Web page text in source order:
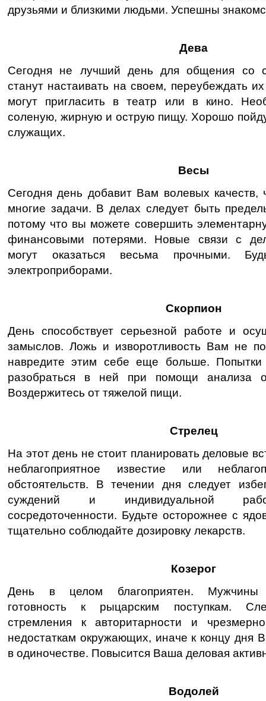
друзьями и близкими людьми. Успешны
Дева
Сегодня не лучший день для общения со
станут настаивать на своем, переубеждать
могут пригласить в театр или в кино.
соленую, жирную и острую пищу. Хорошо
служащих.
Весы
Сегодня день добавит Вам волевых качеств,
многие задачи. В делах следует быть
потому что вы можете совершить
финансовыми потерями. Новые связи с
могут оказаться весьма прочными.
электроприборами.
Скорпион
День способствует серьезной работе и
замыслов. Ложь и изворотливость Вам не
навредите этим себе еще больше. Попытки
разобраться в ней при помощи анализа
Воздержитесь от тяжелой пищи.
Стрелец
На этот день не стоит планировать деловые
неблагоприятное известие или
обстоятельств. В течении дня следует
суждений и индивидуальной
сосредоточенности. Будьте осторожнее с
тщательно соблюдайте дозировку лекарств.
Козерог
День в целом благоприятен. Мужчины
готовность к рыцарским поступкам.
стремления к авторитарности и
недостаткам окружающих, иначе к концу дня
в одиночестве. Повысится Ваша деловая
Водолей